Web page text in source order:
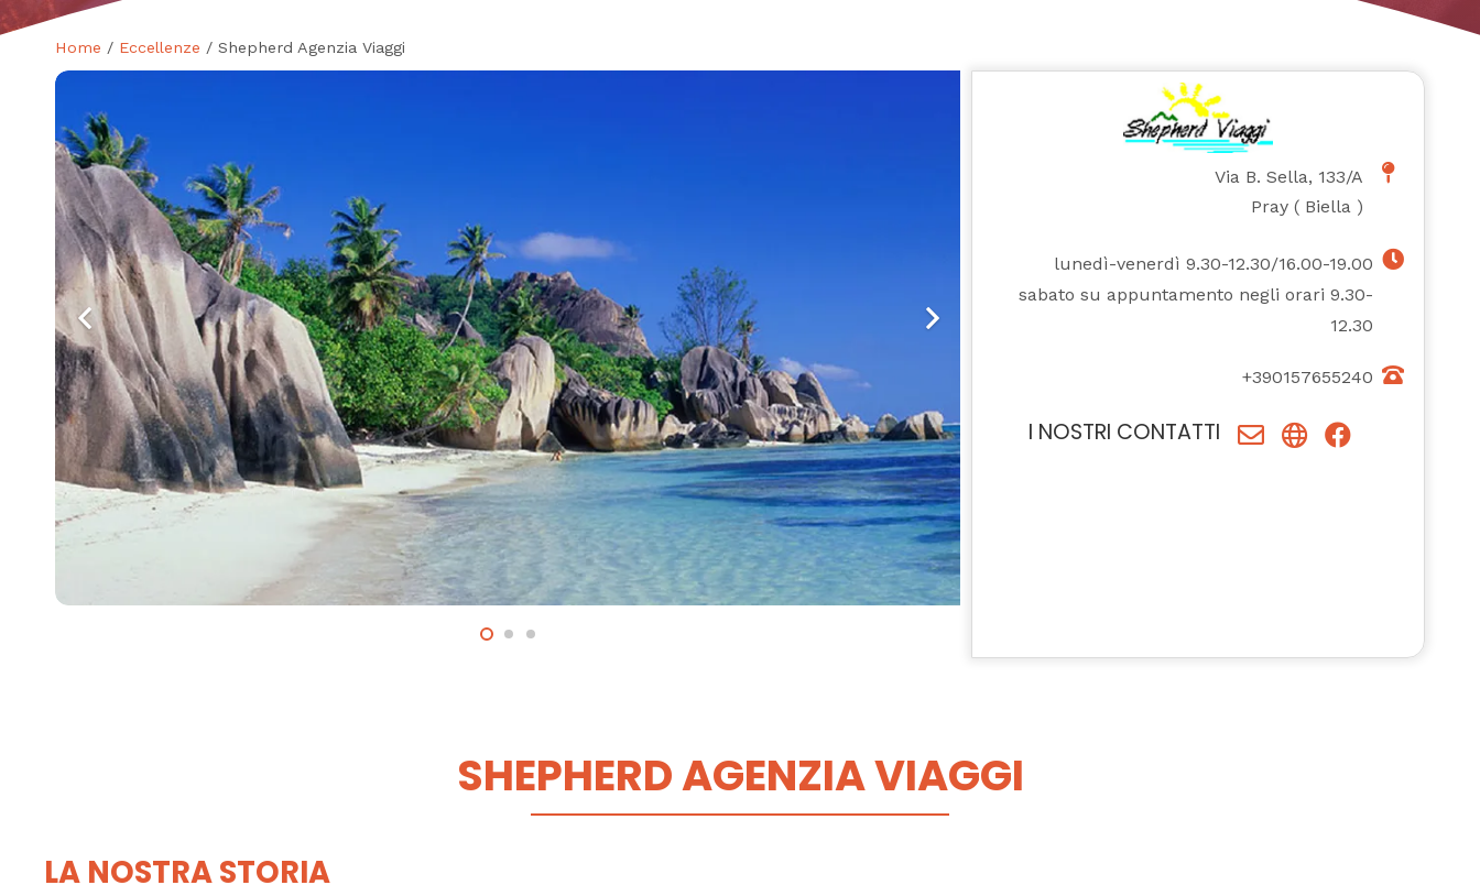
Home / Eccellenze / Shepherd Agenzia Viaggi
Via B. Sella, 133/A
Pray ( Biella )
lunedì-venerdì 9.30-12.30/16.00-19.00
sabato su appuntamento negli orari 9.30-
12.30
+390157655240
I NOSTRI CONTATTI
SHEPHERD AGENZIA VIAGGI
LA NOSTRA STORIA